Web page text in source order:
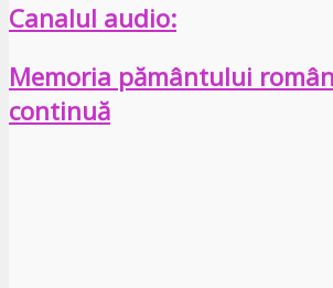
Canalul audio:
Memoria pământului
continuă